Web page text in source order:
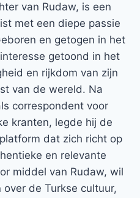
van Rudaw, is een
met een diepe passie
en getogen in het
getoond in het
en rijkdom van zijn
van de wereld. Na
correspondent voor
kranten, legde hij de
dat zich richt op
en relevante
middel van Rudaw, wil
de Turkse cultuur,